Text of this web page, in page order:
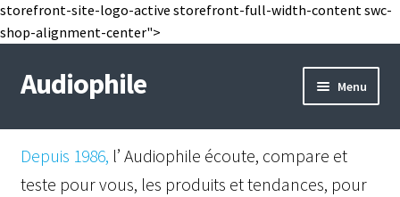
storefront-site-logo-active storefront-full-width-content swc-
shop-alignment-center">
Aller
à
Aller
au
Audiophile Menu
Mail
Shop
Depuis 1986, l’ Audiophile écoute, compare et
teste pour vous, les produits et tendances, pour